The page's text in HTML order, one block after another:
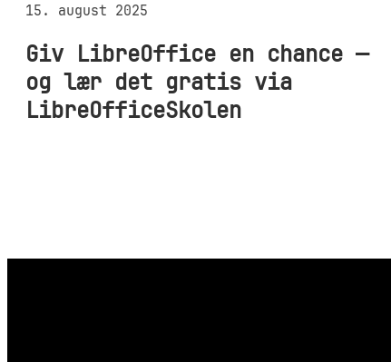
15. august 2025
Giv LibreOffice en chance —
og lær det gratis via
LibreOfficeSkolen